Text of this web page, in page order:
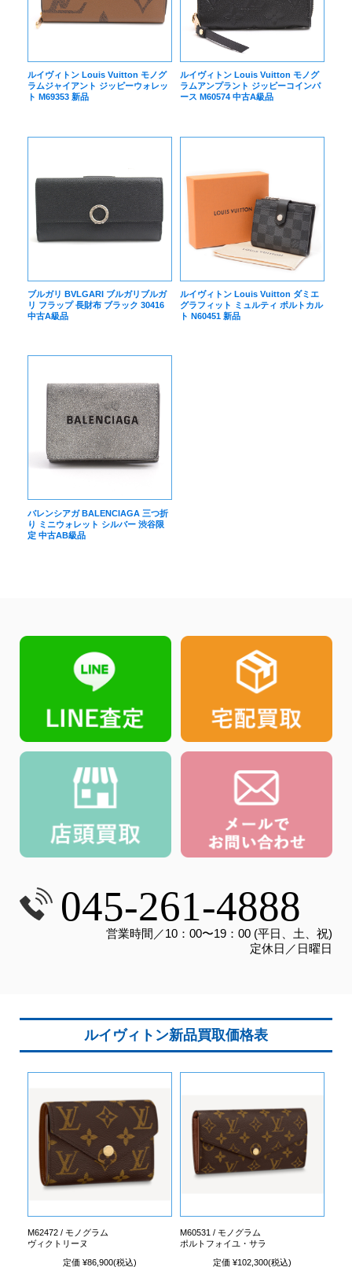
ルイヴィトン Louis Vuitton モノグ
ラムジャイアント ジッピーウォレッ
ト M69353 新品
ルイヴィトン Louis Vuitton モノグ
ラムアンプラント ジッピーコインパ
ース M60574 中古A級品
ブルガリ BVLGARI ブルガリブルガ
リ フラップ 長財布 ブラック 30416
中古A級品
ルイヴィトン Louis Vuitton ダミエ
グラフィット ミュルティ ポルトカル
ト N60451 新品
バレンシアガ BALENCIAGA 三つ折
り ミニウォレット シルバー 渋谷限
定 中古AB級品
045-261-4888
営業時間／10：00〜19：00 (平日、土、祝)
定休日／日曜日
ルイヴィトン新品買取価格表
M62472 / モノグラム
ヴィクトリーヌ
定価 ¥86,900(税込)
M60531 / モノグラム
ポルトフォイユ・サラ
定価 ¥102,300(税込)